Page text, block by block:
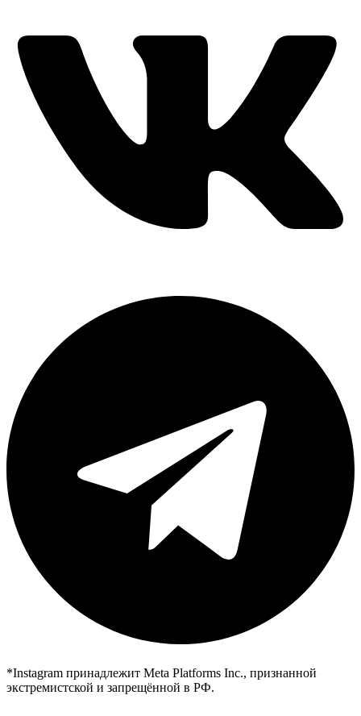
*Instagram принадлежит Meta Platforms Inc., признанной
экстремистской и запрещённой в РФ.